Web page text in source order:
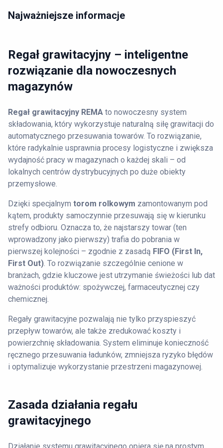
Najważniejsze informacje
Regał grawitacyjny – inteligentne
rozwiązanie dla nowoczesnych
magazynów
Regał grawitacyjny REMA to nowoczesny system
składowania, który wykorzystuje naturalną siłę grawitacji do
automatycznego przesuwania towarów. To rozwiązanie,
które radykalnie usprawnia procesy logistyczne i zwiększa
wydajność pracy w magazynach o każdej skali – od
lokalnych centrów dystrybucyjnych po duże obiekty
przemysłowe.
Dzięki specjalnym torom rolkowym zamontowanym pod
kątem, produkty samoczynnie przesuwają się w kierunku
strefy odbioru. Oznacza to, że najstarszy towar (ten
wprowadzony jako pierwszy) trafia do pobrania w
pierwszej kolejności – zgodnie z zasadą FIFO (First In,
First Out). To rozwiązanie szczególnie cenione w
branżach, gdzie kluczowe jest utrzymanie świeżości lub dat
ważności produktów: spożywczej, farmaceutycznej czy
chemicznej.
Regały grawitacyjne pozwalają nie tylko przyspieszyć
przepływ towarów, ale także zredukować koszty i
powierzchnię składowania. System eliminuje konieczność
ręcznego przesuwania ładunków, zmniejsza ryzyko błędów
i optymalizuje wykorzystanie przestrzeni magazynowej.
Zasada działania regału
grawitacyjnego